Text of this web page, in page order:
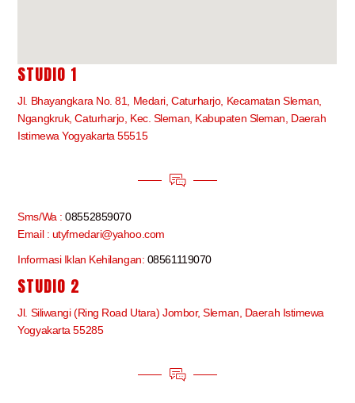
STUDIO 1
Jl. Bhayangkara No. 81, Medari, Caturharjo, Kecamatan Sleman,
Ngangkruk, Caturharjo, Kec. Sleman, Kabupaten Sleman, Daerah
Istimewa Yogyakarta 55515
Sms/Wa :08552859070
Email : utyfmedari@yahoo.com
Informasi Iklan Kehilangan: 08561119070
STUDIO 2
Jl. Siliwangi (Ring Road Utara) Jombor, Sleman, Daerah Istimewa
Yogyakarta 55285